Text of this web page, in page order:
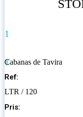
1
1
Cabanas de Tavira
Ref:
LTR / 120
Pris: